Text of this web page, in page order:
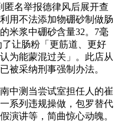
名举报德律风后展开查
用不法添加物硼砂制做肠
米浆中硼砂含量32。7毫
让肠粉「更筋道、更好
为能蒙混过关」。此店从
被采纳刑事强制办法。
中测当尝试室担任人的崔
系列违规操做，包罗替代
演讲等，简曲惊心动魄。